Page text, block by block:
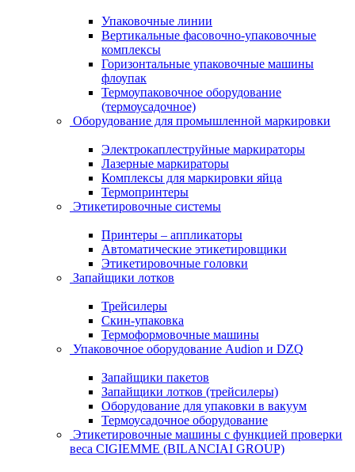
Упаковочные линии
Вертикальные фасовочно-упаковочные
комплексы
Горизонтальные упаковочные машины
флоупак
Термоупаковочное оборудование
(термоусадочное)
Оборудование для промышленной маркировки
Электрокаплеструйные маркираторы
Лазерные маркираторы
Комплексы для маркировки яйца
Термопринтеры
Этикетировочные системы
Принтеры – аппликаторы
Автоматические этикетировщики
Этикетировочные головки
Запайщики лотков
Трейсилеры
Скин-упаковка
Термоформовочные машины
Упаковочное оборудование Audion и DZQ
Запайщики пакетов
Запайщики лотков (трейсилеры)
Оборудование для упаковки в вакуум
Термоусадочное оборудование
Этикетировочные машины с функцией проверки
веса CIGIEMME (BILANCIAI GROUP)